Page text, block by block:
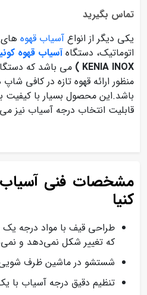
تماس بگیرید
یکی دیگر از انواع آسیاب قهوه
اتوماتیک، دستگاهآسیاب قهوه
KENIA INOX )
می باشد که
منظور ارائه قهوه تازه در کافی
باشد.این محصول بسیار با کیفیت
قابلیت انتخاب درجه آسیاب نیز
مشخصات فنی آسیاب
کنیا
طراحی قیف با مواد درجه
که تغییر شکل نمی‌دهد و
شستشو در ماشین ظرف شویی تا دمای 90
تنظیم دقیق درجه آسیاب با